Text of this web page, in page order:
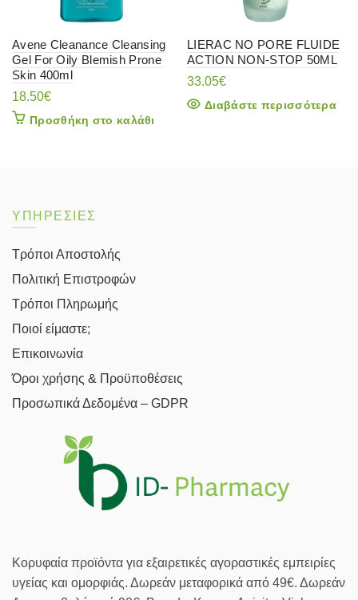
Avene Cleanance Cleansing
Gel For Oily Blemish Prone
Skin 400ml
18.50€
Προσθήκη στο καλάθι
LIERAC NO PORE FLUIDE
ACTION NON-STOP 50ML
33.05€
Διαβάστε περισσότερα
ΥΠΗΡΕΣΙΕΣ
Τρόποι Αποστολής
Πολιτική Επιστροφών
Τρόποι Πληρωμής
Ποιοί είμαστε;
Επικοινωνία
Όροι χρήσης & Προϋποθέσεις
Προσωπικά Δεδομένα – GDPR
Κορυφαία προϊόντα για εξαιρετικές αγοραστικές εμπειρίες
υγείας και ομορφιάς. Δωρεάν μεταφορικά από 49€. Δωρεάν